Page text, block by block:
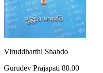
Viruddharthi Shabdo
Gurudev Prajapati 80.00